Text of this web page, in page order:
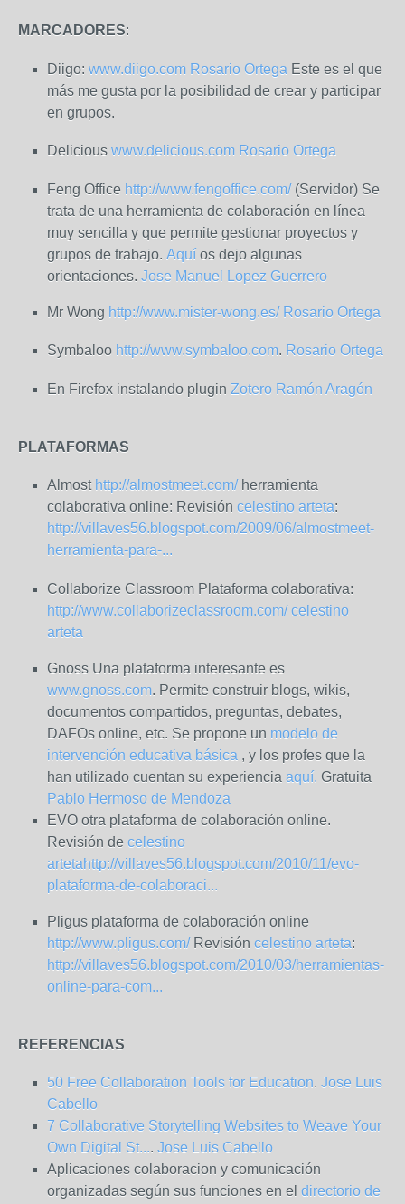
MARCADORES:
Diigo: www.diigo.com Rosario Ortega Este es el que
más me gusta por la posibilidad de crear y participar
en grupos.
Delicious www.delicious.com Rosario Ortega
Feng Office http://www.fengoffice.com/(Servidor) Se
trata de una herramienta de colaboración en línea
muy sencilla y que permite gestionar proyectos y
grupos de trabajo. Aquí os dejo algunas
orientaciones. Jose Manuel Lopez Guerrero
Mr Wong http://www.mister-wong.es/ Rosario Ortega
Symbaloo http://www.symbaloo.com. Rosario Ortega
En Firefox instalando plugin Zotero Ramón Aragón
PLATAFORMAS
Almost http://almostmeet.com/herramienta
colaborativa online: Revisión celestino arteta:
http://villaves56.blogspot.com/2009/06/almostmeet-
herramienta-para-...
Collaborize Classroom Plataforma colaborativa:
http://www.collaborizeclassroom.com/ celestino
arteta
Gnoss Una plataforma interesante es
www.gnoss.com. Permite construir blogs, wikis,
documentos compartidos, preguntas, debates,
DAFOs online, etc. Se propone un modelo de
intervención educativa básica , y los profes que la
han utilizado cuentan su experiencia aquí. Gratuita
Pablo Hermoso de Mendoza
EVO otra plataforma de colaboración online.
Revisión de celestino
artetahttp://villaves56.blogspot.com/2010/11/evo-
plataforma-de-colaboraci...
Pligus plataforma de colaboración online
http://www.pligus.com/Revisión celestino arteta:
http://villaves56.blogspot.com/2010/03/herramientas-
online-para-com...
REFERENCIAS
50 Free Collaboration Tools for Education. Jose Luis
Cabello
7 Collaborative Storytelling Websites to Weave Your
Own Digital St.... Jose Luis Cabello
Aplicaciones colaboracion y comunicación
organizadas según sus funciones en el directorio de